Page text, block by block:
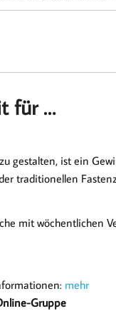
für …
gestalten, ist ein
traditionellen
mit wöchentlichen
mehr
Gruppe